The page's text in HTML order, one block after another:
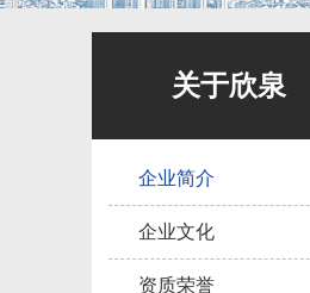
关于欣泉
企业简介
企业文化
资质荣誉